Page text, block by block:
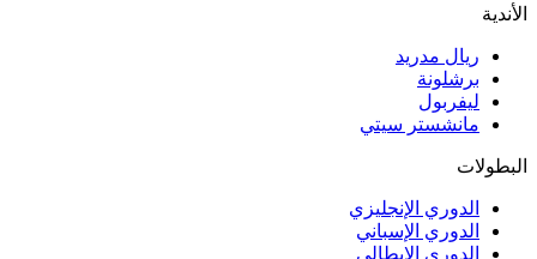
الأندية
ريال مدريد
برشلونة
ليفربول
مانشستر سيتي
البطولات
الدوري الإنجليزي
الدوري الإسباني
الدوري الإيطالي